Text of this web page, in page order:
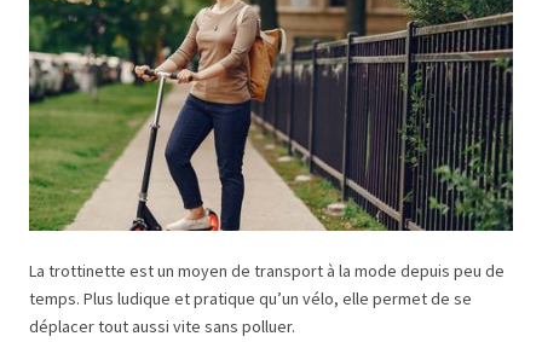
La trottinette est un moyen de transport à la mode depuis peu de
temps. Plus ludique et pratique qu’un vélo, elle permet de se
déplacer tout aussi vite sans polluer.